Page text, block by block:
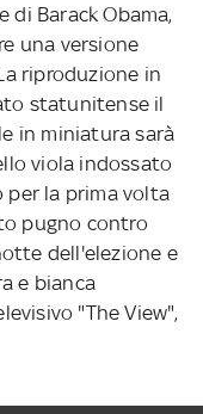
di Barack Obama,
una versione
riproduzione in
statunitense il
in miniatura sarà
viola indossato
per la prima volta
pugno contro
dell'elezione e
e bianca
"The View",